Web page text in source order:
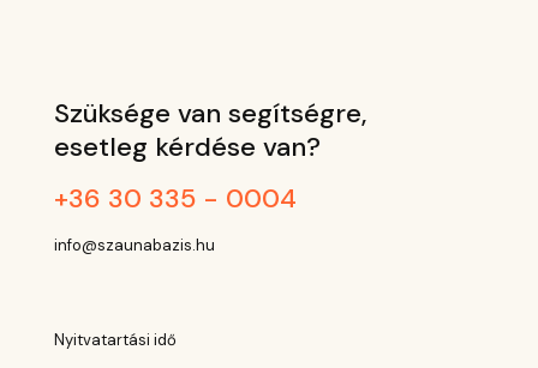
Szüksége van segítségre,
esetleg kérdése van?
+36 30 335 - 0004
info@szaunabazis.hu
Nyitvatartási idő